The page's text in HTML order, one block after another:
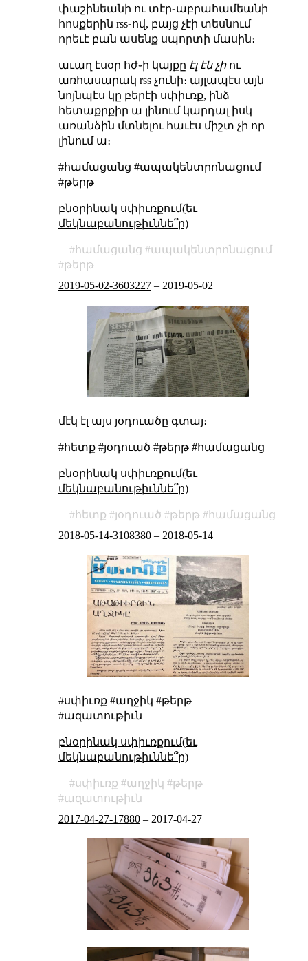
փաշինեանի ու տէր֊աբրահամեանի
հոսքերին rss֊ով, բայց չէի տեսնում
որեւէ բան ասենք սպորտի մասին։
աւաղ էսօր հժ֊ի կայքը էլ էն չիու
առհասարակ rss չունի։ այլապէս այն
նոյնպէս կը բերէի սփիւռք, ինձ
հետաքրքիր ա լինում կարդալ իսկ
առանձին մտնելու հաւէս միշտ չի որ
լինում ա։
#համացանց #ապակենտրոնացում
#թերթ
բնօրինակ սփիւռքում(եւ
մեկնաբանութիւննե՞ր)
համացանց
ապակենտրոնացում
թերթ
2019-05-02-3603227– 2019-05-02
մէկ էլ այս յօդուածը գտայ։
#հետք #յօդուած #թերթ #համացանց
բնօրինակ սփիւռքում(եւ
մեկնաբանութիւննե՞ր)
հետք յօդուած թերթ
համացանց
2018-05-14-3108380– 2018-05-14
#սփիւռք #աղջիկ #թերթ
#ազատութիւն
բնօրինակ սփիւռքում(եւ
մեկնաբանութիւննե՞ր)
սփիւռք աղջիկ
թերթ
ազատութիւն
2017-04-27-17880– 2017-04-27